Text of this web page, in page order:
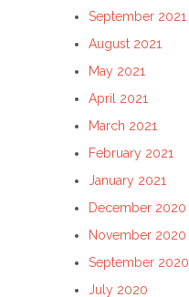
September 2021
August 2021
May 2021
April 2021
March 2021
February 2021
January 2021
December 2020
November 2020
September 2020
July 2020